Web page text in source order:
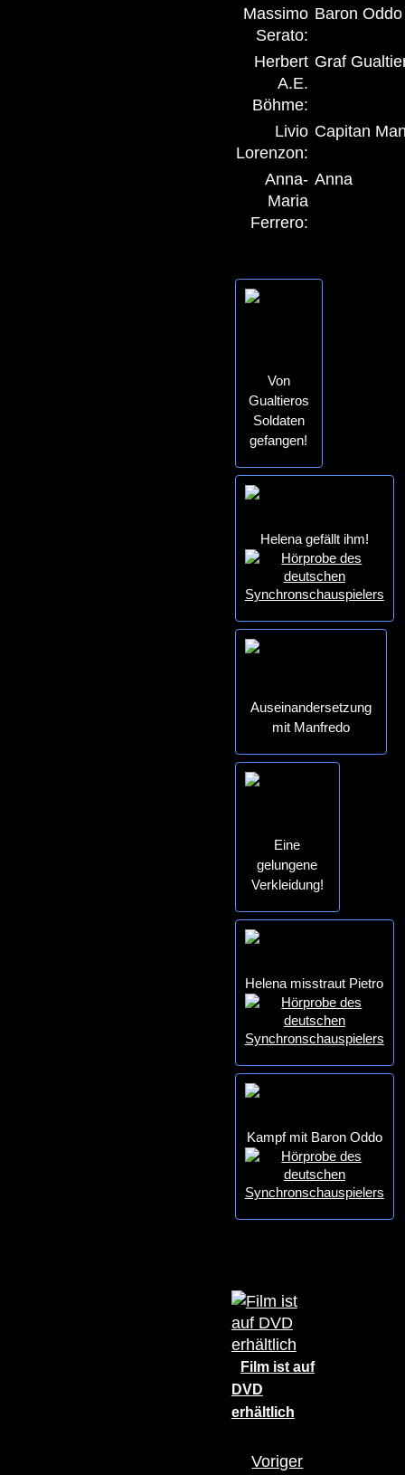
Massimo
Serato:
Baron
Herbert
A.E.
Böhme:
Graf
Livio
Lorenzon:
Capitan
Anna-
Maria
Ferrero:
Anna
Von
Gualtieros
Soldaten
gefangen!
Helena gefällt ihm!
Auseinandersetzung
mit Manfredo
Eine
gelungene
Verkleidung!
Helena misstraut Pietro
Kampf mit Baron Oddo
Film ist auf
DVD
erhältlich
Voriger